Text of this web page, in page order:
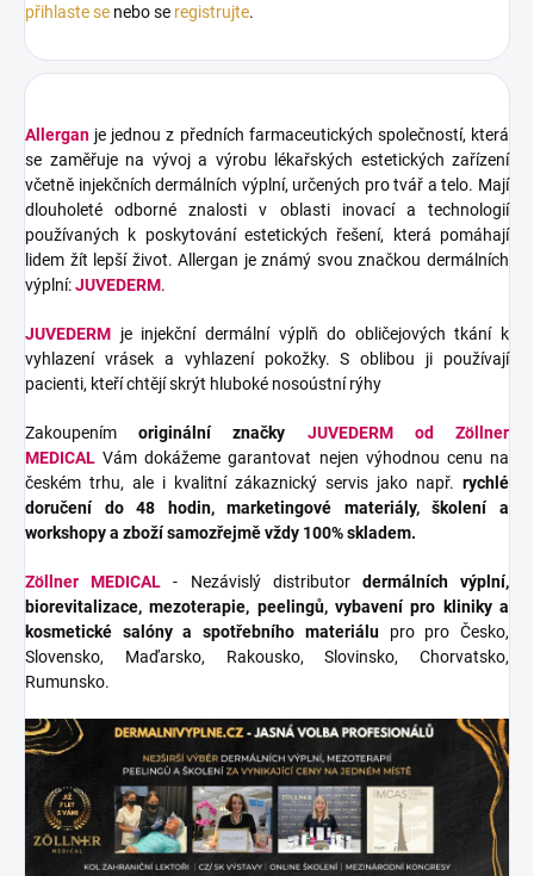
přihlaste se nebo se registrujte.
Allergan je jednou z předních farmaceutických společností, která
se zaměřuje na vývoj a výrobu lékařských estetických zařízení
včetně injekčních dermálních výplní, určených pro tvář a telo. Mají
dlouholeté odborné znalosti v oblasti inovací a technologií
používaných k poskytování estetických řešení, která pomáhají
lidem žít lepší život. Allergan je známý svou značkou dermálních
výplní:JUVEDERM.
JUVEDERM je injekční dermální výplň do obličejových tkání k
vyhlazení vrásek a vyhlazení pokožky. S oblibou ji používají
pacienti, kteří chtějí skrýt hluboké nosoústní rýhy
Zakoupenímoriginální značky JUVEDERM
od Zöllner
MEDICAL Vám dokážeme garantovat nejen výhodnou cenu na
českém trhu, ale i kvalitní zákaznický servis jako např. rychlé
doručení do 48 hodin, marketingové materiály, školení a
workshopy a zboží samozřejmě vždy 100% skladem.
Zöllner MEDICAL - Nezávislý distributor dermálních výplní,
biorevitalizace, mezoterapie, peelingů, vybavení pro kliniky a
kosmetické salóny a spotřebního materiálupro pro Česko,
Slovensko, Maďarsko, Rakousko, Slovinsko, Chorvatsko,
Rumunsko.